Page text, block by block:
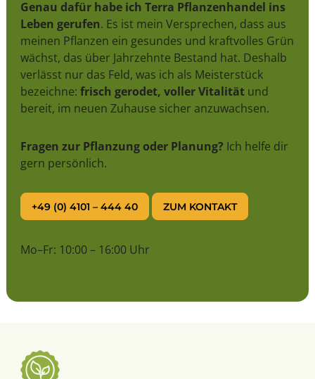
Genau dafür habe ich Terra Pflanzenhandel ins
Leben gerufen. Es ist mein Versprechen, dass aus
meinen Pflanzen ein gesundes und kraftvolles Grün
wächst, das über Jahrzehnte Bestand hat. Deshalb
verlässt nur das Feld, was ich als Meisterstück
bezeichne: frisch gerodet, voller Vitalitätund
bereit, im neuen Zuhause sicher anzuwachsen.
Fragen zur Pflanzung oder Planung? Ich helfe dir
gern persönlich.
+49 (0) 4101 – 444 40 ZUM KONTAKT
Mo–Fr: 10:00 – 16:00 Uhr